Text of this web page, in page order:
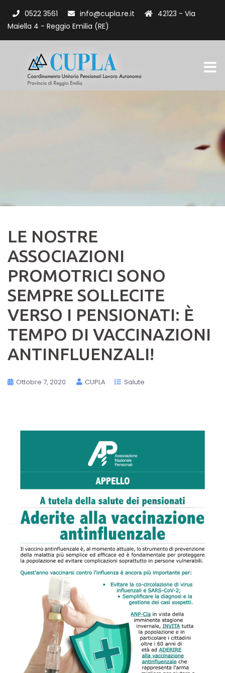
0522 3561 info@cupla.re.it
42123 - Via
Maiella 4 - Reggio Emilia (RE)
LE NOSTRE
ASSOCIAZIONI
PROMOTRICI SONO
SEMPRE SOLLECITE
VERSO I PENSIONATI: È
TEMPO DI VACCINAZIONI
ANTINFLUENZALI!
Ottobre 7, 2020 CUPLA Salute